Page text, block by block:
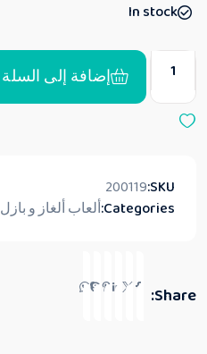
م
ن
In stock
إضافة إلى السلة
SKU:
200119
Categories:ألعاب ألغاز و بازل
Share: